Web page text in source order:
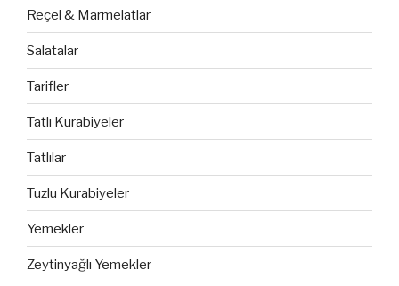
Reçel & Marmelatlar
Salatalar
Tarifler
Tatlı Kurabiyeler
Tatlılar
Tuzlu Kurabiyeler
Yemekler
Zeytinyağlı Yemekler